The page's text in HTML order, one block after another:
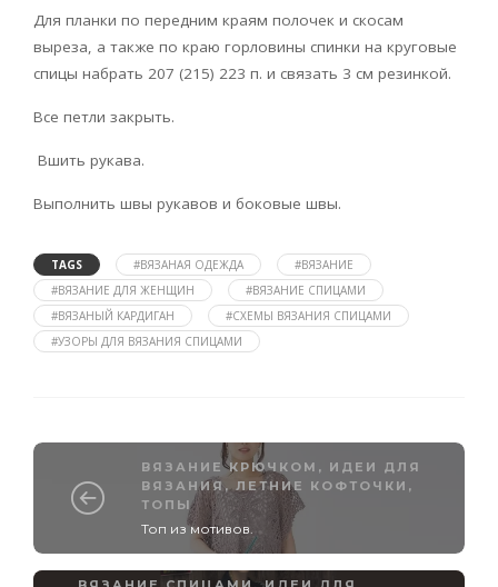
Для планки по передним краям полочек и скосам
выреза, а также по краю горловины спинки на круговые
спицы набрать 207 (215) 223 п. и связать 3 см резинкой.
Все петли закрыть.
Вшить рукава.
Выполнить швы рукавов и боковые швы.
TAGS #ВЯЗАНАЯ ОДЕЖДА
#ВЯЗАНИЕ
#ВЯЗАНИЕ ДЛЯ ЖЕНЩИН
#ВЯЗАНИЕ СПИЦАМИ
#ВЯЗАНЫЙ КАРДИГАН
#СХЕМЫ ВЯЗАНИЯ СПИЦАМИ
#УЗОРЫ ДЛЯ ВЯЗАНИЯ СПИЦАМИ
ВЯЗАНИЕ КРЮЧКОМ , ИДЕИ ДЛЯ
ВЯЗАНИЯ , ЛЕТНИЕ КОФТОЧКИ,
ТОПЫ
Топ из мотивов.